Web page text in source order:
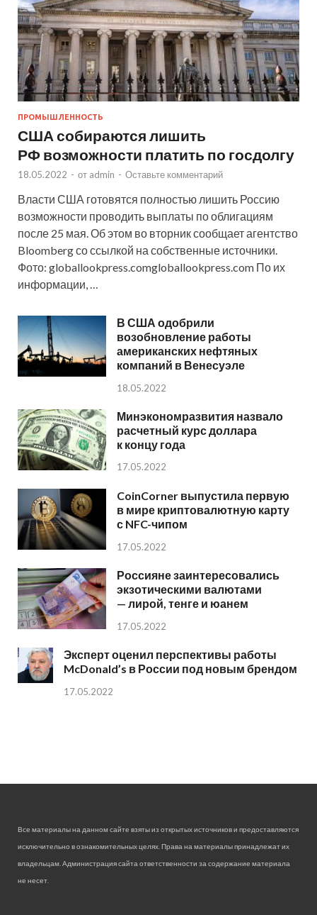
ПРОМЫШЛЕННОСТЬ
США собираются лишить
РФ возможности платить по госдолгу
18.05.2022 - от admin - Оставьте комментарий
Власти США готовятся полностью лишить Россию
возможности проводить выплаты по облигациям
после 25 мая. Об этом во вторник сообщает агентство
Bloomberg со ссылкой на собственные источники.
Фото: globallookpress.comgloballookpress.com По их
информации, …
В США одобрили
возобновление работы
американских нефтяных
компаний в Венесуэле
18.05.2022
Минэкономразвития назвало
расчетный курс доллара
к концу года
17.05.2022
CoinCorner выпустила первую
в мире криптовалютную карту
с NFC-чипом
17.05.2022
Россияне заинтересовались
экзотическими валютами
— лирой, тенге и юанем
17.05.2022
Эксперт оценил перспективы работы
McDonald’s в России под новым брендом
17.05.2022
Все материалы на данном сайте взяты из открытых источников и предоставляются
исключительно в ознакомительных целях. Права на материалы принадлежат их
владельцам. Администрация сайта ответственности за содержание материала
не несет.